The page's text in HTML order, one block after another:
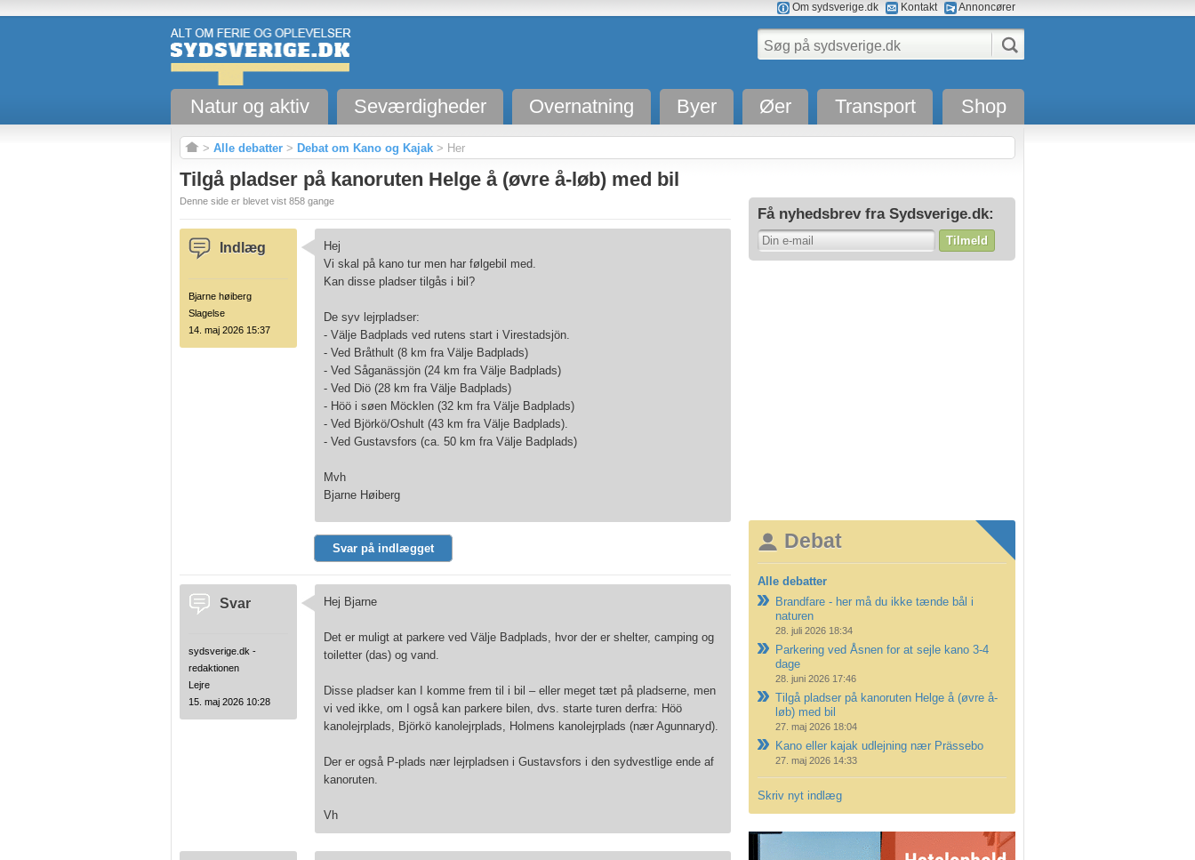
Om sydsverige.dk Kontakt Annoncører
Natur og aktiv Seværdigheder Overnatning Byer Øer Transport Shop
> Alle debatter > Debat om Kano og Kajak > Her
Få nyhedsbrev fra Sydsverige.dk:
Tilmeld
Debat
Alle debatter
Brandfare - her må du ikke tænde bål i
naturen
28. juli 2026 18:34
Parkering ved Åsnen for at sejle kano 3-4
dage
28. juni 2026 17:46
Tilgå pladser på kanoruten Helge å (øvre å-
løb) med bil
27. maj 2026 18:04
Kano eller kajak udlejning nær Prässebo
27. maj 2026 14:33
Skriv nyt indlæg
Tilgå pladser på kanoruten Helge å (øvre å-løb) med bil
Denne side er blevet vist 858 gange
Indlæg
Bjarne høiberg
Slagelse
14. maj 2026 15:37
Hej
Vi skal på kano tur men har følgebil med.
Kan disse pladser tilgås i bil?
De syv lejrpladser:
- Välje Badplads ved rutens start i Virestadsjön.
- Ved Bråthult (8 km fra Välje Badplads)
- Ved Såganässjön (24 km fra Välje Badplads)
- Ved Diö (28 km fra Välje Badplads)
- Höö i søen Möcklen (32 km fra Välje Badplads)
- Ved Björkö/Oshult (43 km fra Välje Badplads).
- Ved Gustavsfors (ca. 50 km fra Välje Badplads)
Mvh
Bjarne Høiberg
Svar på indlægget
Svar
sydsverige.dk -
redaktionen
Lejre
15. maj 2026 10:28
Hej Bjarne
Det er muligt at parkere ved Välje Badplads, hvor der er shelter, camping og
toiletter (das) og vand.
Disse pladser kan I komme frem til i bil – eller meget tæt på pladserne, men
vi ved ikke, om I også kan parkere bilen, dvs. starte turen derfra: Höö
kanolejrplads, Björkö kanolejrplads, Holmens kanolejrplads (nær Agunnaryd).
Der er også P-plads nær lejrpladsen i Gustavsfors i den sydvestlige ende af
kanoruten.
Vh